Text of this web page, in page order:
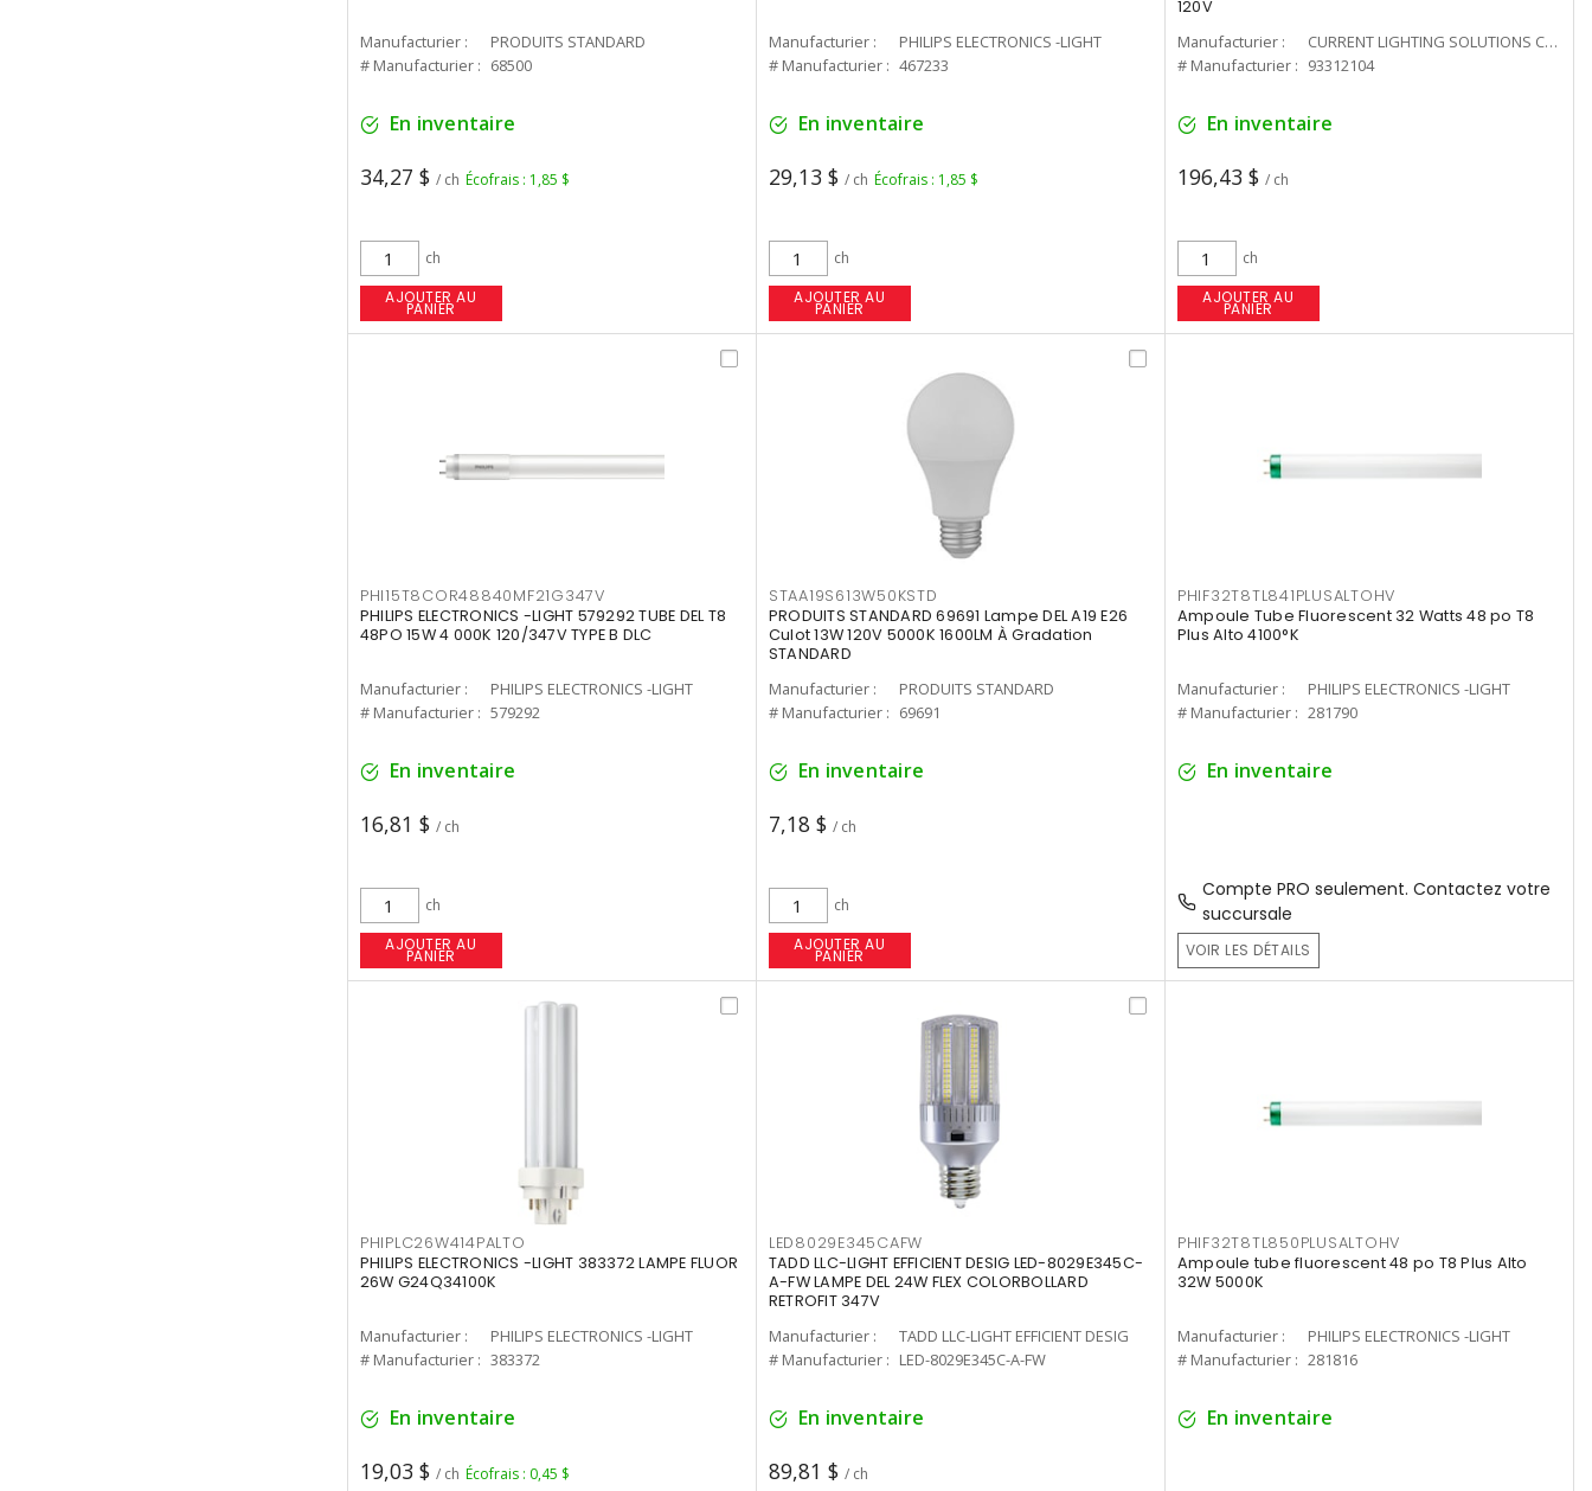
Manufacturier :
PRODUITS STANDARD
# Manufacturier : 68500
En inventaire
34,27 $ / ch Écofrais : 1,85 $
ch
AJOUTER AU
PANIER
Manufacturier :
PHILIPS ELECTRONICS -LIGHT
# Manufacturier : 467233
En inventaire
29,13 $ / ch Écofrais : 1,85 $
ch
AJOUTER AU
PANIER
120V
Manufacturier :
CURRENT LIGHTING SOLUTIONS CAN
# Manufacturier : 93312104
En inventaire
196,43 $ / ch
ch
AJOUTER AU
PANIER
PHI15T8COR48840MF21G347V
PHILIPS ELECTRONICS -LIGHT 579292 TUBE DEL T8
48PO 15W 4 000K 120/347V TYPE B DLC
Manufacturier :
PHILIPS ELECTRONICS -LIGHT
# Manufacturier : 579292
En inventaire
16,81 $ / ch
ch
AJOUTER AU
PANIER
STAA19S613W50KSTD
PRODUITS STANDARD 69691 Lampe DEL A19 E26
Culot 13W 120V 5000K 1600LM À Gradation
STANDARD
Manufacturier :
PRODUITS STANDARD
# Manufacturier : 69691
En inventaire
7,18 $ / ch
ch
AJOUTER AU
PANIER
PHIF32T8TL841PLUSALTOHV
Ampoule Tube Fluorescent 32 Watts 48 po T8
Plus Alto 4100°K
Manufacturier :
PHILIPS ELECTRONICS -LIGHT
# Manufacturier : 281790
En inventaire
Compte PRO seulement. Contactez votre
succursale
VOIR LES DÉTAILS
PHIPLC26W414PALTO
PHILIPS ELECTRONICS -LIGHT 383372 LAMPE FLUOR
26W G24Q34100K
Manufacturier :
PHILIPS ELECTRONICS -LIGHT
# Manufacturier : 383372
En inventaire
19,03 $ / ch Écofrais : 0,45 $
LED8029E345CAFW
TADD LLC-LIGHT EFFICIENT DESIG LED-8029E345C-
A-FW LAMPE DEL 24W FLEX COLORBOLLARD
RETROFIT 347V
Manufacturier :
TADD LLC-LIGHT EFFICIENT DESIG
# Manufacturier : LED-8029E345C-A-FW
En inventaire
89,81 $ / ch
PHIF32T8TL850PLUSALTOHV
Ampoule tube fluorescent 48 po T8 Plus Alto
32W 5000K
Manufacturier :
PHILIPS ELECTRONICS -LIGHT
# Manufacturier : 281816
En inventaire